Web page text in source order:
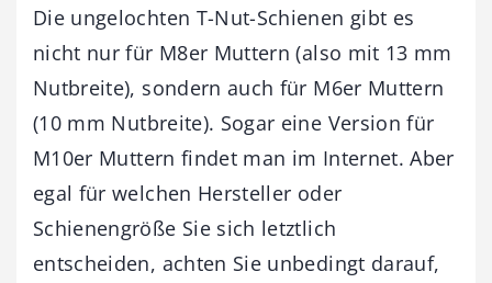
Die ungelochten T-Nut-Schienen gibt es
nicht nur für M8er Muttern (also mit 13 mm
Nutbreite), sondern auch für M6er Muttern
(10 mm Nutbreite). Sogar eine Version für
M10er Muttern findet man im Internet. Aber
egal für welchen Hersteller oder
Schienengröße Sie sich letztlich
entscheiden, achten Sie unbedingt darauf,